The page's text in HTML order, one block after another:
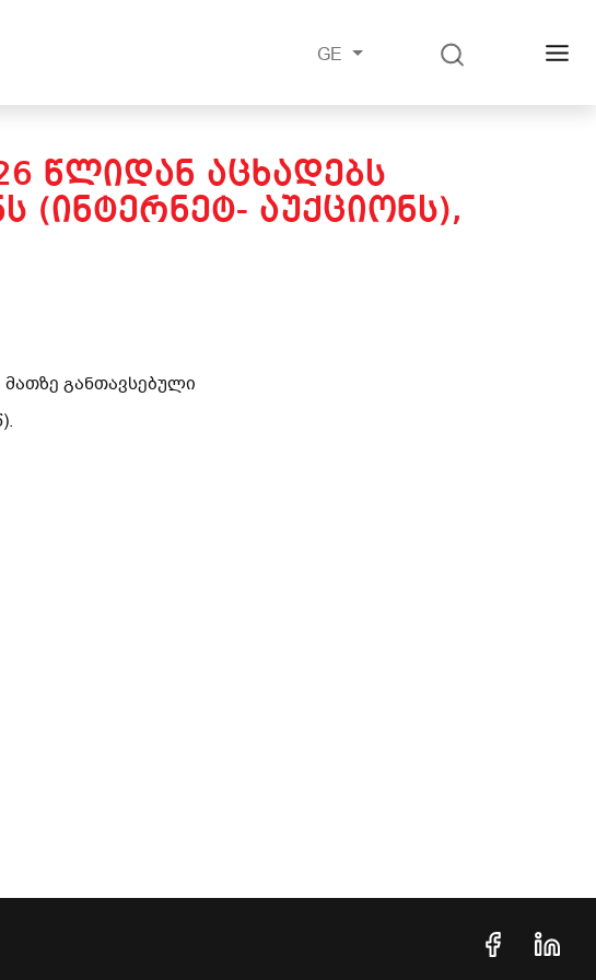
GE
ᲬᲚᲘᲓᲐᲜ ᲐᲪᲮᲐᲓᲔᲑᲡ
(ᲘᲜᲢᲔᲠᲜᲔᲢ- ᲐᲣᲥᲪᲘᲝᲜᲡ),
მათზე განთავსებული